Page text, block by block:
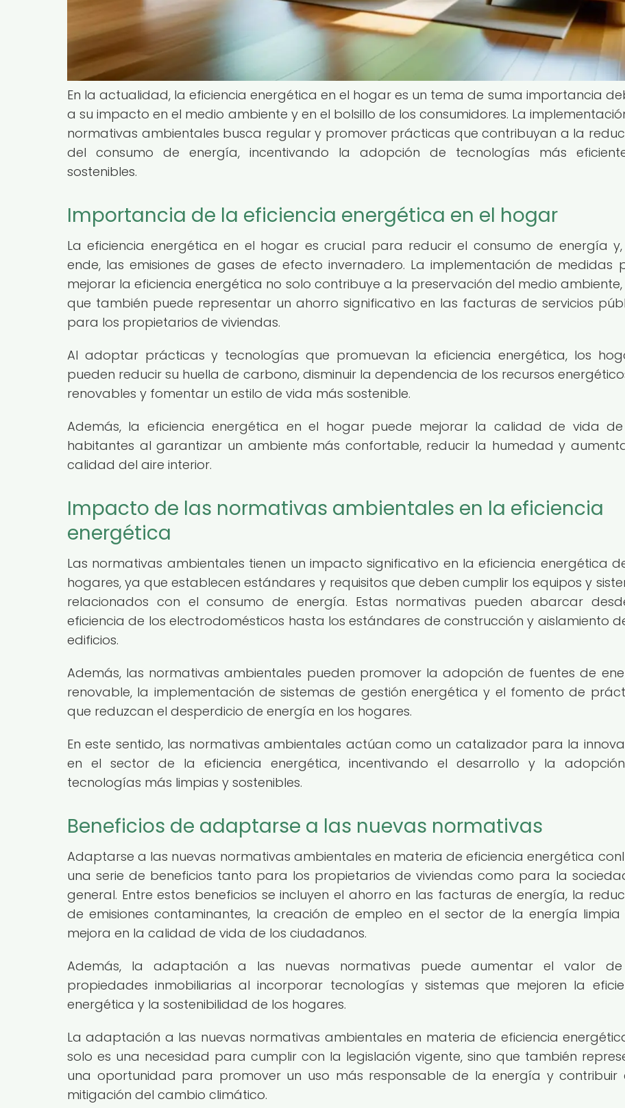
En la actualidad, la eficiencia energética en el hogar es un tema de suma importancia
a su impacto en el medio ambiente y en el bolsillo de los consumidores. La
normativas ambientales busca regular y promover prácticas que contribuyan a la
del consumo de energía, incentivando la adopción de tecnologías más
sostenibles.
Importancia de la eficiencia energética en el hogar
La eficiencia energética en el hogar es crucial para reducir el consumo de energía
ende, las emisiones de gases de efecto invernadero. La implementación de medidas
mejorar la eficiencia energética no solo contribuye a la preservación del medio ambiente,
que también puede representar un ahorro significativo en las facturas de servicios
para los propietarios de viviendas.
Al adoptar prácticas y tecnologías que promuevan la eficiencia energética, los
pueden reducir su huella de carbono, disminuir la dependencia de los recursos
renovables y fomentar un estilo de vida más sostenible.
Además, la eficiencia energética en el hogar puede mejorar la calidad de vida de
habitantes al garantizar un ambiente más confortable, reducir la humedad y
calidad del aire interior.
Impacto de las normativas ambientales en la eficiencia
energética
Las normativas ambientales tienen un impacto significativo en la eficiencia energética
hogares, ya que establecen estándares y requisitos que deben cumplir los equipos y
relacionados con el consumo de energía. Estas normativas pueden abarcar
eficiencia de los electrodomésticos hasta los estándares de construcción y aislamiento
edificios.
Además, las normativas ambientales pueden promover la adopción de fuentes de
renovable, la implementación de sistemas de gestión energética y el fomento de
que reduzcan el desperdicio de energía en los hogares.
En este sentido, las normativas ambientales actúan como un catalizador para la
en el sector de la eficiencia energética, incentivando el desarrollo y la
tecnologías más limpias y sostenibles.
Beneficios de adaptarse a las nuevas normativas
Adaptarse a las nuevas normativas ambientales en materia de eficiencia energética
una serie de beneficios tanto para los propietarios de viviendas como para la
general. Entre estos beneficios se incluyen el ahorro en las facturas de energía, la
de emisiones contaminantes, la creación de empleo en el sector de la energía
mejora en la calidad de vida de los ciudadanos.
Además, la adaptación a las nuevas normativas puede aumentar el valor
propiedades inmobiliarias al incorporar tecnologías y sistemas que mejoren la
energética y la sostenibilidad de los hogares.
La adaptación a las nuevas normativas ambientales en materia de eficiencia
solo es una necesidad para cumplir con la legislación vigente, sino que también
una oportunidad para promover un uso más responsable de la energía y contribuir
mitigación del cambio climático.